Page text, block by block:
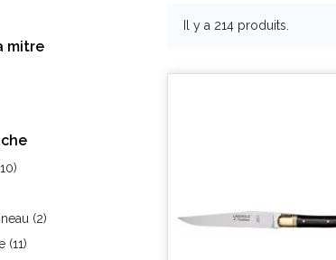
mitre
(2)
(11)
Il y a 214 produits.